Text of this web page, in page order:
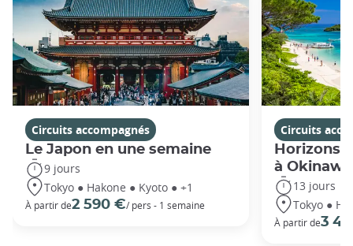
Circuits accompagnés
Le Japon en une semaine
9 jours
Tokyo ● Hakone ● Kyoto ● +1
À partir de2 590 €/ pers - 1 semaine
Circuits
Horizons
à Okinawa
13 jours
Tokyo ●
À partir de3